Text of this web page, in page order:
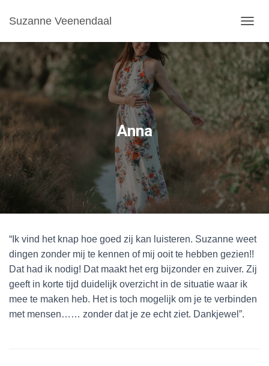
Suzanne Veenendaal
O
G
L
E
N
V
G
A
T
O
Anna
“Ik vind het knap hoe goed zij kan luisteren. Suzanne weet
dingen zonder mij te kennen of mij ooit te hebben gezien!!
Dat had ik nodig! Dat maakt het erg bijzonder en zuiver. Zij
geeft in korte tijd duidelijk overzicht in de situatie waar ik
mee te maken heb. Het is toch mogelijk om je te verbinden
met mensen…… zonder dat je ze echt ziet. Dankjewel”.